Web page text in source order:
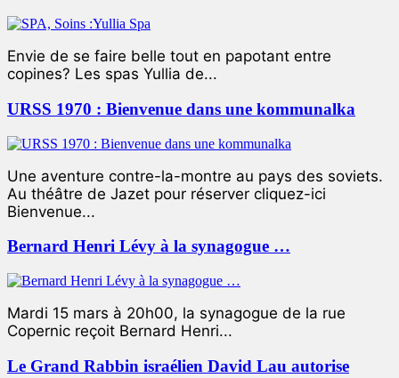
Envie de se faire belle tout en papotant entre
copines? Les spas Yullia de...
URSS 1970 : Bienvenue dans une kommunalka
Une aventure contre-la-montre au pays des soviets.
Au théâtre de Jazet pour réserver cliquez-ici
Bienvenue...
Bernard Henri Lévy à la synagogue …
Mardi 15 mars à 20h00, la synagogue de la rue
Copernic reçoit Bernard Henri...
Le Grand Rabbin israélien David Lau autorise